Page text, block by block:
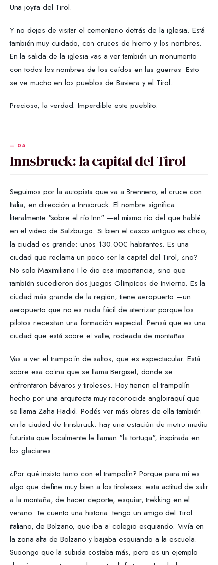
Una joyita del Tirol.
Y no dejes de visitar el cementerio detrás de la iglesia. Está
también muy cuidado, con cruces de hierro y los nombres.
En la salida de la iglesia vas a ver también un monumento
con todos los nombres de los caídos en las guerras. Esto
se ve mucho en los pueblos de Baviera y el Tirol.
Precioso, la verdad. Imperdible este pueblito.
Innsbruck: la capital del Tirol
Seguimos por la autopista que va a Brennero, el cruce con
Italia, en dirección a Innsbruck. El nombre significa
literalmente "sobre el río Inn" —el mismo río del que hablé
en el video de Salzburgo. Si bien el casco antiguo es chico,
la ciudad es grande: unos 130.000 habitantes. Es una
ciudad que reclama un poco ser la capital del Tirol, ¿no?
No solo Maximiliano I le dio esa importancia, sino que
también sucedieron dos Juegos Olímpicos de invierno. Es la
ciudad más grande de la región, tiene aeropuerto —un
aeropuerto que no es nada fácil de aterrizar porque los
pilotos necesitan una formación especial. Pensá que es una
ciudad que está sobre el valle, rodeada de montañas.
Vas a ver el trampolín de saltos, que es espectacular. Está
sobre esa colina que se llama Bergisel, donde se
enfrentaron bávaros y tiroleses. Hoy tienen el trampolín
hecho por una arquitecta muy reconocida angloiraquí que
se llama Zaha Hadid. Podés ver más obras de ella también
en la ciudad de Innsbruck: hay una estación de metro medio
futurista que localmente le llaman "la tortuga", inspirada en
los glaciares.
¿Por qué insisto tanto con el trampolín? Porque para mí es
algo que define muy bien a los tiroleses: esta actitud de salir
a la montaña, de hacer deporte, esquiar, trekking en el
verano. Te cuento una historia: tengo un amigo del Tirol
italiano, de Bolzano, que iba al colegio esquiando. Vivía en
la zona alta de Bolzano y bajaba esquiando a la escuela.
Supongo que la subida costaba más, pero es un ejemplo